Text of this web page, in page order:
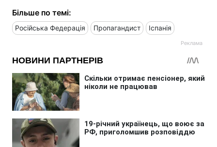
Більше по темі:
Російська Федерація Пропагандист Іспанія